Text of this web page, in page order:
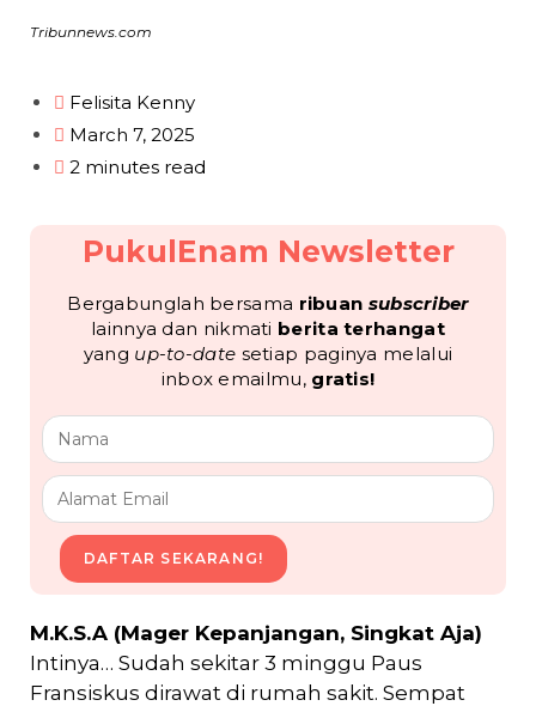
Tribunnews.com
Felisita Kenny
March 7, 2025
2 minutes read
PukulEnam Newsletter
Bergabunglah bersama ribuan subscriber
lainnya dan nikmati berita terhangat
yang up-to-date setiap paginya melalui
inbox emailmu, gratis!
DAFTAR SEKARANG!
M.K.S.A (Mager Kepanjangan, Singkat Aja)
Intinya… Sudah sekitar 3 minggu Paus
Fransiskus dirawat di rumah sakit. Sempat